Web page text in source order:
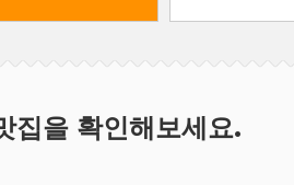
집을 확인해보세요.